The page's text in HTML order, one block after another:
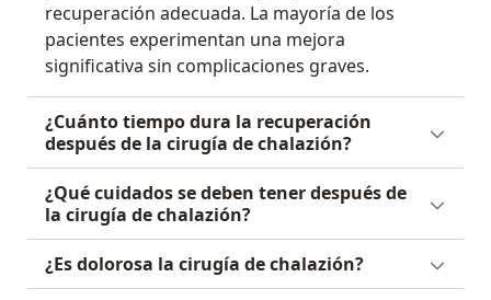
recuperación adecuada. La mayoría de los
pacientes experimentan una mejora
significativa sin complicaciones graves.
¿Cuánto tiempo dura la recuperación
después de la cirugía de chalazión?
¿Qué cuidados se deben tener después de
la cirugía de chalazión?
¿Es dolorosa la cirugía de chalazión?